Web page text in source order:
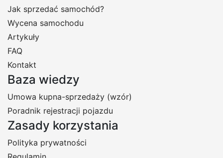
Jak sprzedać samochód?
Wycena samochodu
Artykuły
FAQ
Kontakt
Baza wiedzy
Umowa kupna-sprzedaży (wzór)
Poradnik rejestracji pojazdu
Zasady korzystania
Polityka prywatności